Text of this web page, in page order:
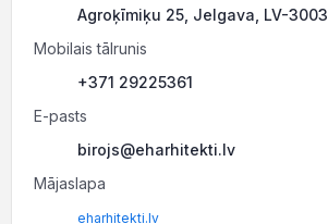
Agroķīmiķu 25, Jelgava, LV-3003
Mobilais tālrunis
+371 29225361
E-pasts
birojs@eharhitekti.lv
Mājaslapa
eharhitekti.lv